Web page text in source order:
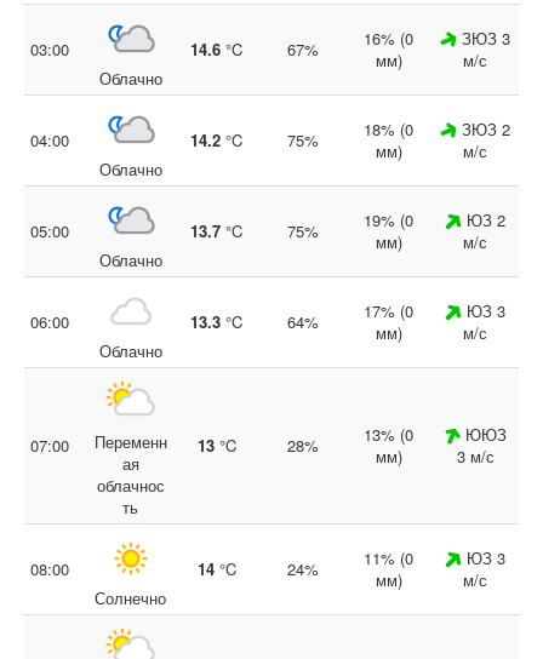
03:00
Облачно
14.6 °C 67%
16% (0
мм)
ЗЮЗ 3
м/с
04:00
Облачно
14.2 °C 75%
18% (0
мм)
ЗЮЗ 2
м/с
05:00
Облачно
13.7 °C 75%
19% (0
мм)
ЮЗ 2
м/с
06:00
Облачно
13.3 °C 64%
17% (0
мм)
ЮЗ 3
м/с
07:00
Переменн
ая
облачнос
ть
13°C 28%
13% (0
мм)
ЮЮЗ
3 м/с
08:00
Солнечно
14°C 24%
11% (0
мм)
ЮЗ 3
м/с